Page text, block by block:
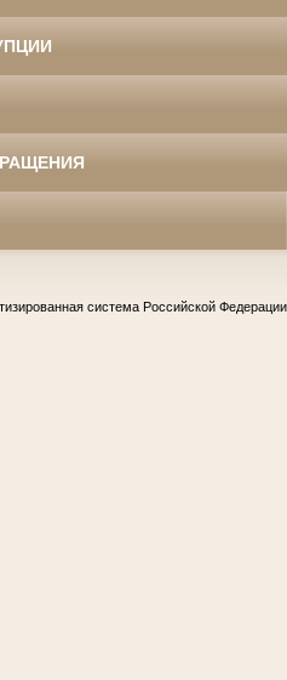
система Российской